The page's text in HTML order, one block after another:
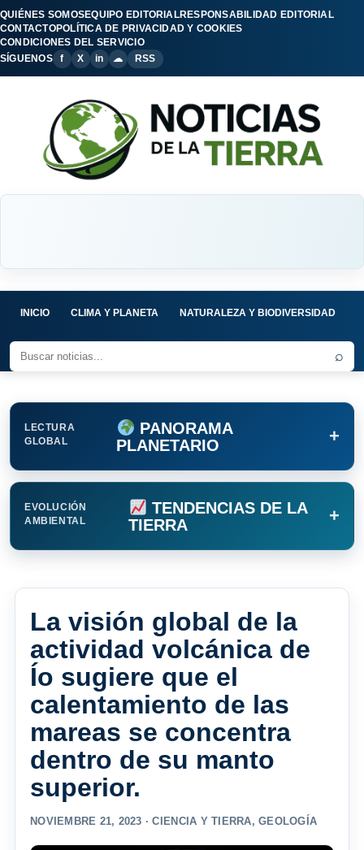
QUIÉNES SOMOSEQUIPO EDITORIALRESPONSABILIDAD EDITORIAL
CONTACTOPOLÍTICA DE PRIVACIDAD Y COOKIES
CONDICIONES DEL SERVICIO
SÍGUENOS
f X in ☁ RSS
INICIO CLIMA Y PLANETA NATURALEZA Y BIODIVERSIDAD
⌕
LECTURA
GLOBAL
PANORAMA
PLANETARIO
+
EVOLUCIÓN
AMBIENTAL
TENDENCIAS DE LA
TIERRA
+
La visión global de la
actividad volcánica de
Ío sugiere que el
calentamiento de las
mareas se concentra
dentro de su manto
superior.
NOVIEMBRE 21, 2023 ·CIENCIA Y TIERRA,GEOLOGÍA